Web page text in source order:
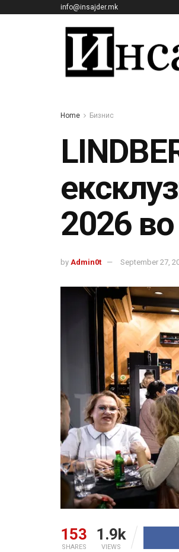
info@insajder.mk
Home Бизнис
2026
by Admin0t September 27,
153
SHARES
1.9k
VIEWS